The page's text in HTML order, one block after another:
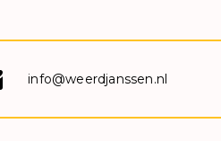
info@weerdjanssen.nl